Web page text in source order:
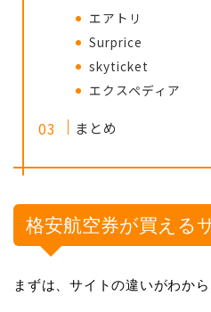
エアトリ
Surprice
skyticket
エクスペディア
まとめ
格安航空券が買える
まずは、サイトの違いがわか